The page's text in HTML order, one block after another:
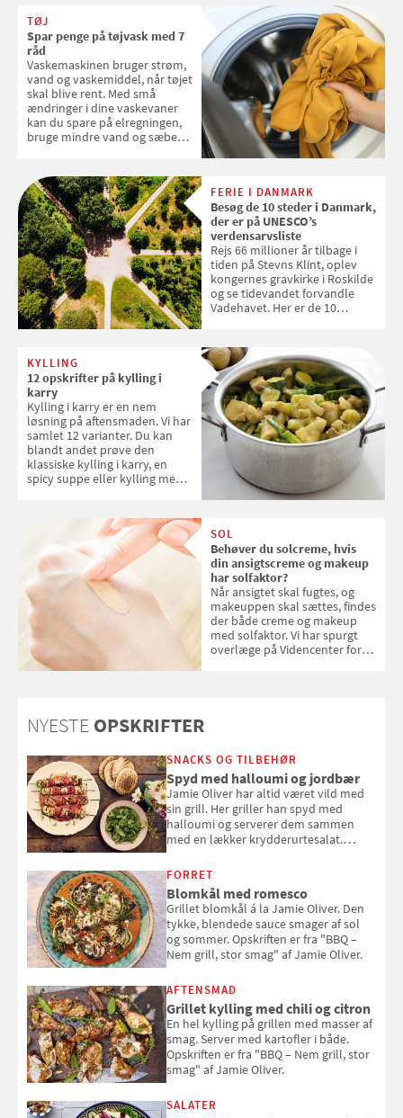
favoritter. Det fejrer Samvirke
med en quiz om alt det danske
frugt, vi elsker. Konkurrencen
slutter fredag d. 18. september
2026
TØJ
Spar penge på tøjvask med 7
råd
Vaskemaskinen bruger strøm,
vand og vaskemiddel, når tøjet
skal blive rent. Med små
ændringer i dine vaskevaner
kan du spare på elregningen,
bruge mindre vand og sæbe
enkle råd til at spare penge på
tøjvasken
FERIE I DANMARK
Besøg de 10 steder i Danmark,
der er på UNESCO’s
verdensarvsliste
Rejs 66 millioner år tilbage i
tiden på Stevns Klint, oplev
kongernes gravkirke i Roskilde
og se tidevandet forvandle
Vadehavet. Her er de 10
KYLLING
12 opskrifter på kylling i
karry
Kylling i karry er en nem
løsning på aftensmaden. Vi har
samlet 12 varianter. Du kan
blandt andet prøve den
klassiske kylling i karry, en
spicy suppe eller kylling med
SOL
Behøver du solcreme, hvis
din ansigtscreme og makeup
har solfaktor?
Når ansigtet skal fugtes, og
makeuppen skal sættes, findes
der både creme og makeup
med solfaktor. Vi har spurgt
overlæge på Videncenter for
NYESTE OPSKRIFTER
SNACKS OG TILBEHØR
Spyd med halloumi og jordbær
Jamie Oliver har altid været vild med
sin grill. Her griller han spyd med
halloumi og serverer dem sammen
med en lækker krydderurtesalat.
smag" af Jamie Oliver.
FORRET
Blomkål med romesco
Grillet blomkål á la Jamie Oliver. Den
tykke, blendede sauce smager af sol
og sommer. Opskriften er fra "BBQ –
Nem grill, stor smag" af Jamie Oliver.
AFTENSMAD
Grillet kylling med chili og citron
En hel kylling på grillen med masser af
smag. Server med kartofler i både.
Opskriften er fra "BBQ – Nem grill, stor
smag" af Jamie Oliver.
SALATER